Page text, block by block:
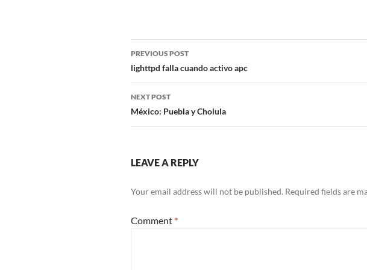
Post
navigation
PREVIOUS POST
lighttpd falla cuando activo apc
NEXT POST
México: Puebla y Cholula
LEAVE A REPLY
Your email address will not be published. Required fields are
Comment *